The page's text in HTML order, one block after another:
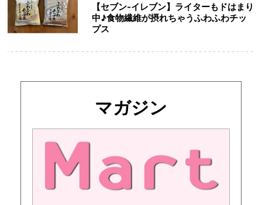
【セブン-イレブン】ライターもドはまり
中♪食物繊維が摂れちゃうふわふわチッ
プス
マガジン